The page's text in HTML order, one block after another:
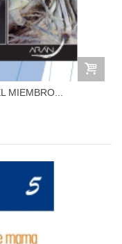
MIEMBRO...